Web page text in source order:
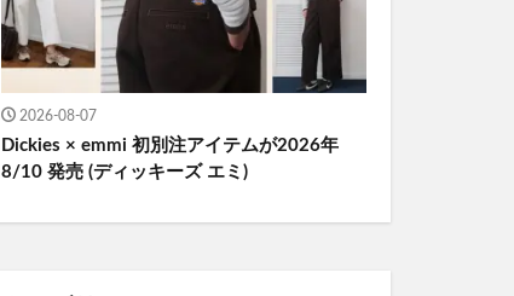
2026-08-07
Dickies × emmi 初別注アイテムが2026年
8/10 発売 (ディッキーズ エミ)